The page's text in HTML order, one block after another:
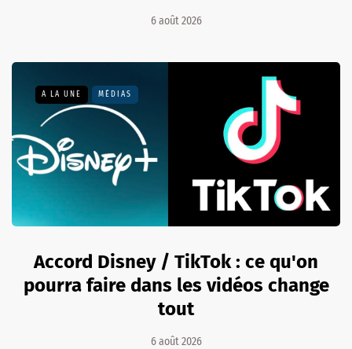
6 août 2026
A LA UNE MÉDIAS
Accord Disney / TikTok : ce qu'on
pourra faire dans les vidéos change
tout
6 août 2026